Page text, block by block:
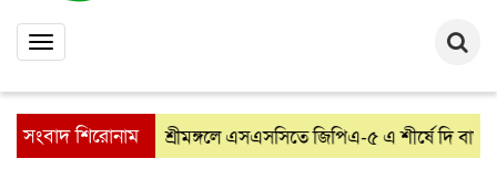
Toggle
সংবাদ শিরোনামশ্রীমঙ্গলে এসএসসিতে জিপিএ-৫ এ শীর্ষে দি বাডস,